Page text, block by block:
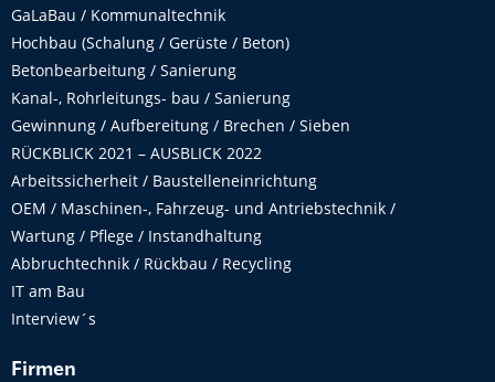
GaLaBau / Kommunaltechnik
Hochbau (Schalung / Gerüste / Beton)
Betonbearbeitung / Sanierung
Kanal-, Rohrleitungs- bau / Sanierung
Gewinnung / Aufbereitung / Brechen / Sieben
RÜCKBLICK 2021 – AUSBLICK 2022
Arbeitssicherheit / Baustelleneinrichtung
OEM / Maschinen-, Fahrzeug- und Antriebstechnik /
Wartung / Pflege / Instandhaltung
Abbruchtechnik / Rückbau / Recycling
IT am Bau
Interview´s
Firmen